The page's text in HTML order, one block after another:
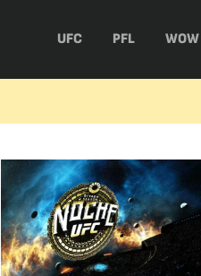
UFC PFL WOW